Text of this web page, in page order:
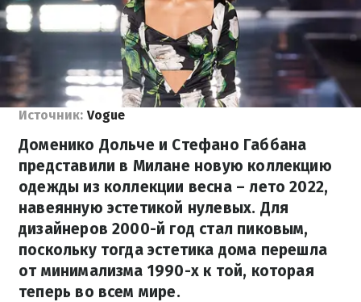
Источник: Vogue
Доменико Дольче и Стефано Габбана
представили в Милане новую коллекцию
одежды из коллекции весна – лето 2022,
навеянную эстетикой нулевых. Для
дизайнеров 2000-й год стал пиковым,
поскольку тогда эстетика дома перешла
от минимализма 1990-х к той, которая
теперь во всем мире.